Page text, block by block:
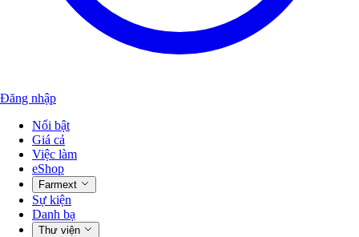
Đăng nhập
Nổi bật
Giá cả
Việc làm
eShop
Farmext
Sự kiện
Danh bạ
Thư viện